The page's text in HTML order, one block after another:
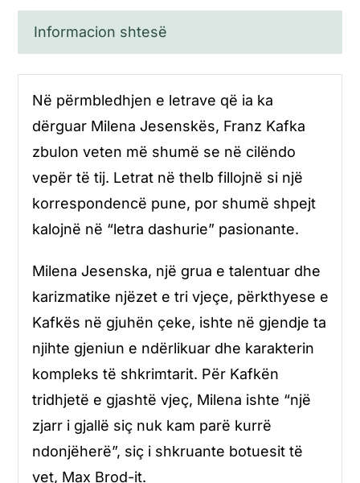
Informacion shtesë
Në përmbledhjen e letrave që ia ka
dërguar Milena Jesenskës, Franz Kafka
zbulon veten më shumë se në cilëndo
vepër të tij. Letrat në thelb fillojnë si një
korrespondencë pune, por shumë shpejt
kalojnë në “letra dashurie” pasionante.
Milena Jesenska, një grua e talentuar dhe
karizmatike njëzet e tri vjeçe, përkthyese e
Kafkës në gjuhën çeke, ishte në gjendje ta
njihte gjeniun e ndërlikuar dhe karakterin
kompleks të shkrimtarit. Për Kafkën
tridhjetë e gjashtë vjeç, Milena ishte “një
zjarr i gjallë siç nuk kam parë kurrë
ndonjëherë”, siç i shkruante botuesit të
vet, Max Brod-it.